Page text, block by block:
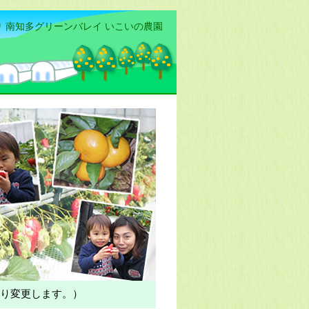
南知多グリーンバレイ いこいの農園
変更します。）